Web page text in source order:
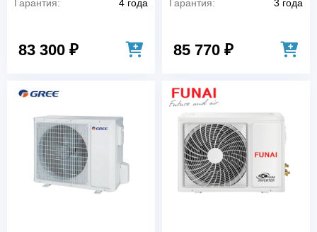
Гарантия: 4 года
83 300 ₽
Гарантия: 3 года
85 770 ₽